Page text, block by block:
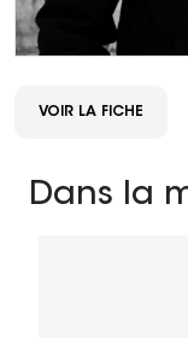
VOIR LA FICHE
Dans la